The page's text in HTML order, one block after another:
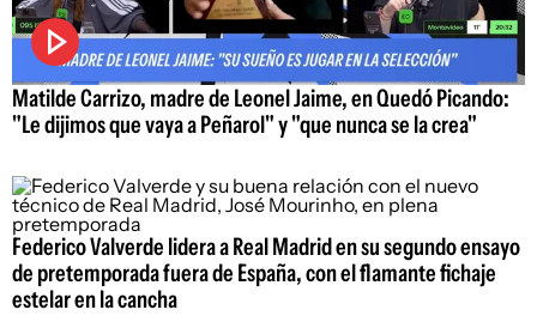
Matilde Carrizo, madre de Leonel Jaime, en Quedó Picando:
"Le dijimos que vaya a Peñarol" y "que nunca se la crea"
Federico Valverde lidera a Real Madrid en su segundo ensayo
de pretemporada fuera de España, con el flamante fichaje
estelar en la cancha